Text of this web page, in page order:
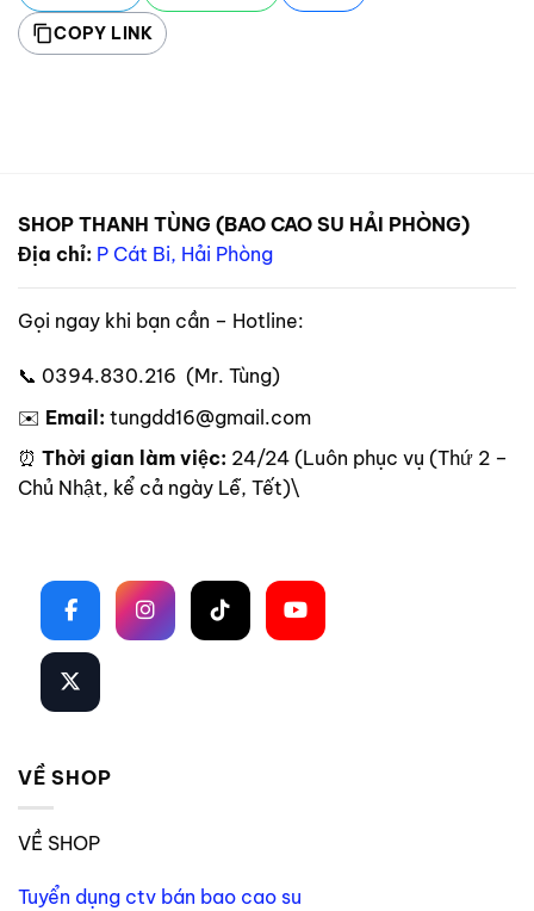
COPY LINK
SHOP THANH TÙNG (BAO CAO SU HẢI PHÒNG)
Địa chỉ: P Cát Bi, Hải Phòng
Gọi ngay khi bạn cần – Hotline:
📞 0394.830.216 (Mr. Tùng)
✉️ Email: tungdd16@gmail.com
⏰ Thời gian làm việc: 24/24 (Luôn phục vụ (Thứ 2 –
Chủ Nhật, kể cả ngày Lễ, Tết)\
VỀ SHOP
VỀ SHOP
Tuyển dụng ctv bán bao cao su